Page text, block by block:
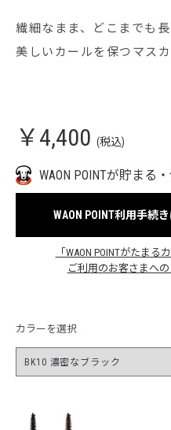
繊細なまま、どこまでも長
美しいカールを保つマスカ
￥4,400 (税込)
WAON POINTが貯まる
WAON POINT利用手続
「WAON POINTがたまる
ご利用のお客さまへ
カラーを選択